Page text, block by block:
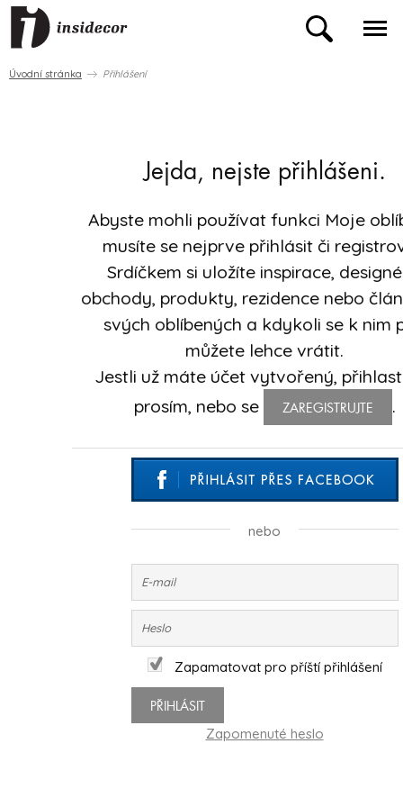
Úvodní stránka Přihlášení
Jejda, nejste přihlášeni.
Abyste mohli používat funkci Moje
musíte se nejprve přihlásit či
Srdíčkem si uložíte inspirace,
obchody, produkty, rezidence nebo
svých oblíbených a kdykoli se k nim
můžete lehce vrátit.
Jestli už máte účet vytvořený,
prosím, nebo se
ZAREGISTRUJTE .
nebo
Zapamatovat pro příští přihlášení
PŘIHLÁSIT
Zapomenuté heslo